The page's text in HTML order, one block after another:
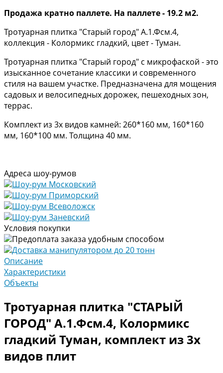
Продажа кратно паллете. На паллете - 19.2 м2.
Тротуарная плитка "Старый город" А.1.Фсм.4,
коллекция - Колормикс гладкий, цвет - Туман.
Тротуарная плитка "Старый город" с микрофаской - это
изысканное сочетание классики и современного
стиля на вашем участке. Предназначена для мощения
садовых и велосипедных дорожек, пешеходных зон,
террас.
Комплект из 3х видов камней: 260*160 мм, 160*160
мм, 160*100 мм. Толщина 40 мм.
Адреса шоу-румов
Шоу-рум Московский
Шоу-рум Приморский
Шоу-рум Всеволожск
Шоу-рум Заневский
Условия покупки
Предоплата заказа удобным способом
Доставка манипулятором до 20 тонн
Описание
Характеристики
Объекты
Тротуарная плитка "СТАРЫЙ
ГОРОД" А.1.Фсм.4, Колормикс
гладкий Туман, комплект из 3х
видов плит